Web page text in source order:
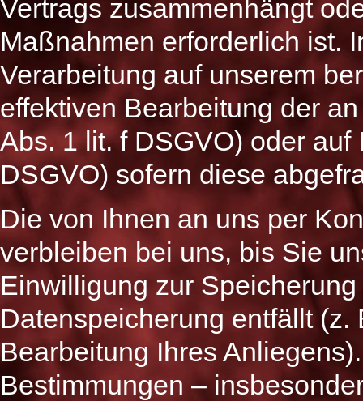
Vertrags zusammenhängt
Maßnahmen erforderlich ist.
Verarbeitung auf unserem
effektiven Bearbeitung der
Abs. 1 lit. f DSGVO) oder
DSGVO) sofern diese
Die von Ihnen an uns per
verbleiben bei uns, bis Sie
Einwilligung zur
Datenspeicherung entfällt
Bearbeitung Ihres
Bestimmungen –